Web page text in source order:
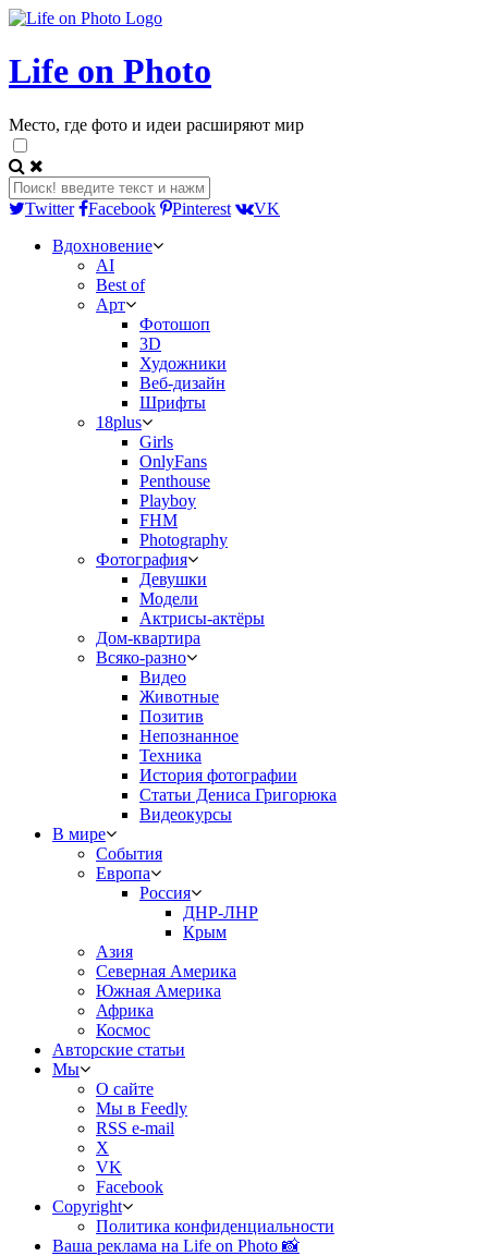
Life on Photo
Место, где фото и идеи расширяют мир
Twitter Facebook Pinterest
VK
Вдохновение
AI
Best of
Арт
Фотошоп
3D
Художники
Веб-дизайн
Шрифты
18plus
Girls
OnlyFans
Penthouse
Playboy
FHM
Photography
Фотография
Девушки
Модели
Актрисы-актёры
Дом-квартира
Всяко-разно
Видео
Животные
Позитив
Непознанное
Техника
История фотографии
Статьи Дениса Григорюка
Видеокурсы
В мире
События
Европа
Россия
ДНР-ЛНР
Крым
Азия
Северная Америка
Южная Америка
Африка
Космос
Авторские статьи
Мы
О сайте
Мы в Feedly
RSS e-mail
X
VK
Facebook
Copyright
Политика конфиденциальности
Ваша реклама на Life on Photo 📸